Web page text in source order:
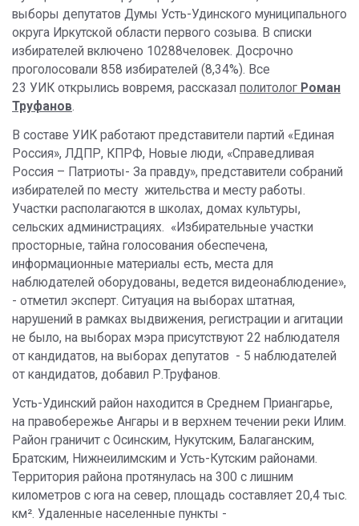
выборы депутатов Думы Усть-Удинского муниципального
округа Иркутской области первого созыва. В списки
избирателей включено 10288человек. Досрочно
проголосовали 858 избирателей (8,34%). Все
23 УИК открылись вовремя, рассказал политолог Роман
Труфанов.
В составе УИК работают представители партий «Единая
Россия», ЛДПР, КПРФ, Новые люди, «Справедливая
Россия – Патриоты- За правду», представители собраний
избирателей по месту жительства и месту работы.
Участки располагаются в школах, домах культуры,
сельских администрациях. «Избирательные участки
просторные, тайна голосования обеспечена,
информационные материалы есть, места для
наблюдателей оборудованы, ведется видеонаблюдение»,
- отметил эксперт. Ситуация на выборах штатная,
нарушений в рамках выдвижения, регистрации и агитации
не было, на выборах мэра присутствуют 22 наблюдателя
от кандидатов, на выборах депутатов - 5 наблюдателей
от кандидатов, добавил Р.Труфанов.
Усть-Удинский район находится в Среднем Приангарье,
на правобережье Ангары и в верхнем течении реки Илим.
Район граничит с Осинским, Нукутским, Балаганским,
Братским, Нижнеилимским и Усть-Кутским районами.
Территория района протянулась на 300 с лишним
километров с юга на север, площадь составляет 20,4 тыс.
км². Удаленные населенные пункты -